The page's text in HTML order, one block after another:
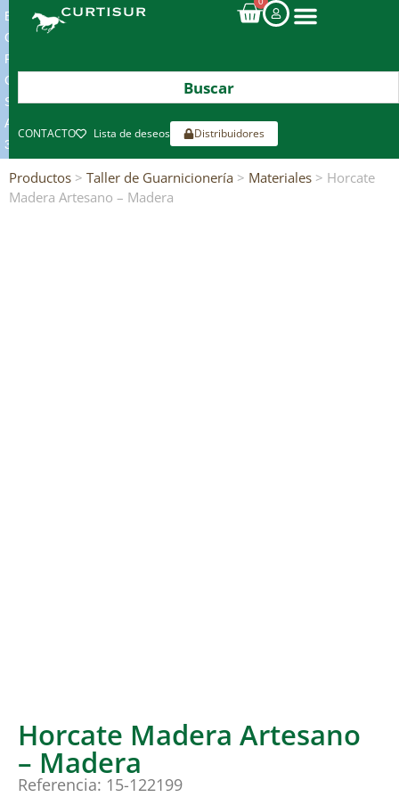
ENVIOS
GRATIS
POR
COMPRAS
SUPERIORES
A
300€*
CONTACTO Lista de deseos Distribuidores
Productos > Taller de Guarnicionería > Materiales > Horcate
Madera Artesano – Madera
Horcate Madera Artesano
– Madera
Referencia: 15-122199